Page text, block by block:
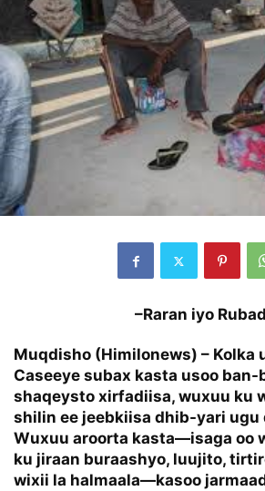
–Raran iyo
Muqdisho (Himilonews) – Kolka
Caseeye subax kasta usoo ban-
shaqeysto xirfadiisa, wuxuu ku
shilin ee jeebkiisa dhib-yari ugu
Wuxuu aroorta kasta—isaga oo
ku jiraan buraashyo, luujito,
wixii la halmaala—kasoo